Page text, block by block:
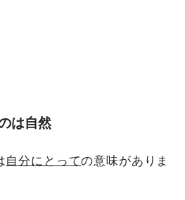
は自然
自分にとっての意味がありま